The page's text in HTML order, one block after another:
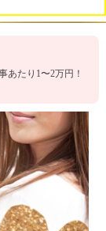
あたり1〜2万円！